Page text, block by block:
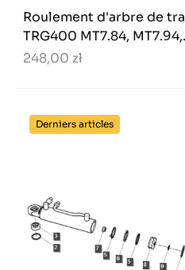
Roulement d'arbre de
TRG400 MT7.84,
248,00 zł
Derniers articles